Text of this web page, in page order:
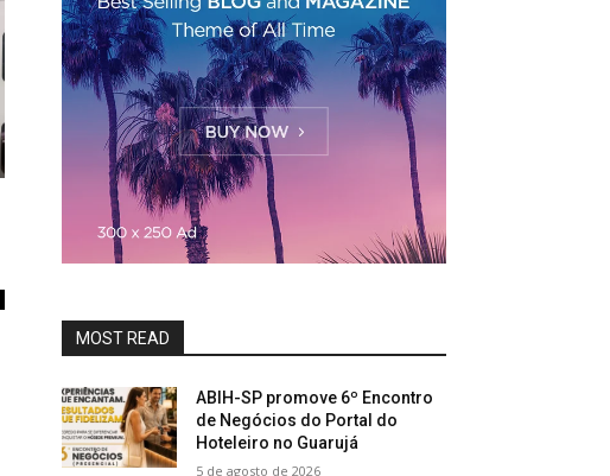
MOST READ
ABIH-SP promove 6º Encontro
de Negócios do Portal do
Hoteleiro no Guarujá
5 de agosto de 2026